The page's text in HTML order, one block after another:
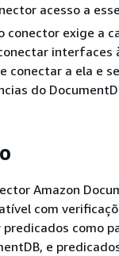
acesso a
conector exige a
interfaces
conectar a ela e
do
Amazon
com
como
e